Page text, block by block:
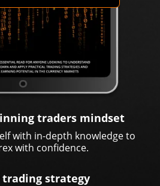
traders mindset
with in-depth knowledge to
with confidence.
trading strategy